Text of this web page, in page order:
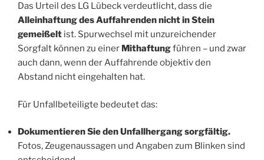
Das Urteil des LG Lübeck verdeutlicht, dass die
Alleinhaftung des Auffahrenden nicht in Stein
gemeißelt ist. Spurwechsel mit unzureichender
Sorgfalt können zu einer Mithaftungführen – und zwar
auch dann, wenn der Auffahrende objektiv den
Abstand nicht eingehalten hat.
Für Unfallbeteiligte bedeutet das:
Dokumentieren Sie den Unfallhergang sorgfältig.
Fotos, Zeugenaussagen und Angaben zum Blinken sind